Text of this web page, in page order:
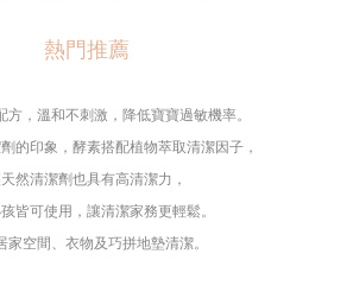
熱門推薦
方， 溫和不刺激，降低寶寶過敏機率。
的印象，酵素搭配植物萃取清潔因子，
然清潔劑也具有高清潔力，
皆可使用， 讓清潔家務更輕鬆。
家空間、衣物及巧拼地墊清潔。